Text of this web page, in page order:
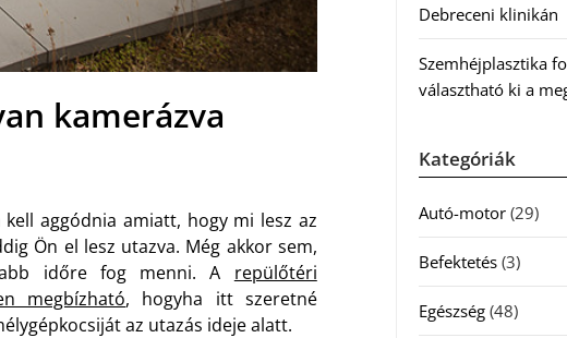
kamerázva
aggódnia amiatt, hogy mi lesz az
Ön el lesz utazva. Még akkor sem,
időre fog menni. A repülőtéri
megbízható, hogyha itt szeretné
az utazás ideje alatt.
Debreceni klinikán
Szemhéjplasztika
választható ki a
Kategóriák
Autó-motor(29)
Befektetés(3)
Egészség(48)